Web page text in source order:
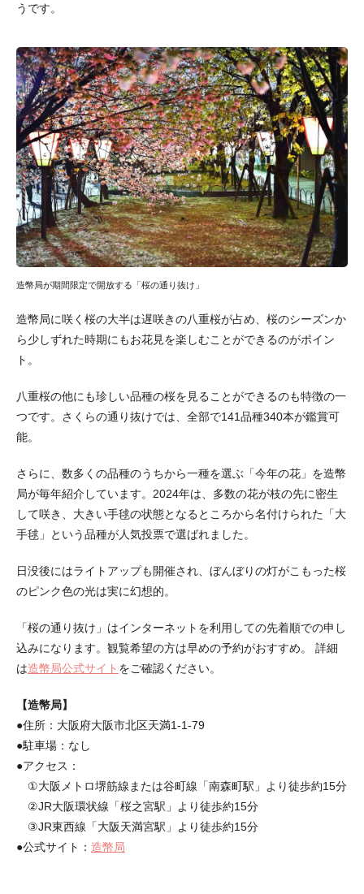
うです。
造幣局が期間限定で開放する「桜の通り抜け」
造幣局に咲く桜の大半は遅咲きの八重桜が占め、桜のシーズンか
ら少しずれた時期にもお花見を楽しむことができるのがポイン
ト。
八重桜の他にも珍しい品種の桜を見ることができるのも特徴の一
つです。さくらの通り抜けでは、全部で141品種340本が鑑賞可
能。
さらに、数多くの品種のうちから一種を選ぶ「今年の花」を造幣
局が毎年紹介しています。2024年は、多数の花が枝の先に密生
して咲き、大きい手毬の状態となるところから名付けられた「大
手毬」という品種が人気投票で選ばれました。
日没後にはライトアップも開催され、ぼんぼりの灯がこもった桜
のピンク色の光は実に幻想的。
「桜の通り抜け」はインターネットを利用しての先着順での申し
込みになります。観覧希望の方は早めの予約がおすすめ。 詳細
は造幣局公式サイト をご確認ください。
【造幣局】
●住所：大阪府大阪市北区天満1-1-79
●駐車場：なし
●アクセス：
①大阪メトロ堺筋線または谷町線「南森町駅」より徒歩約15分
②JR大阪環状線「桜之宮駅」より徒歩約15分
③JR東西線「大阪天満宮駅」より徒歩約15分
●公式サイト： 造幣局